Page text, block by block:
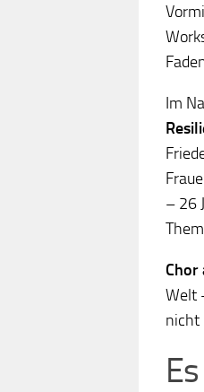
Im
– 26
Chor
Welt
nicht